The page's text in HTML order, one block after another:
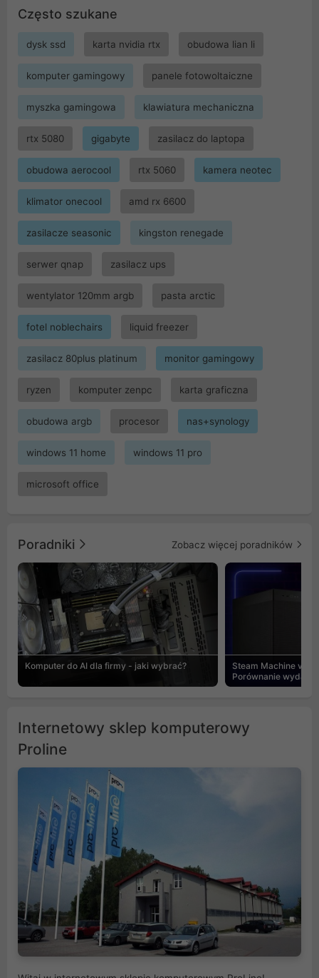
Często szukane
dysk ssd karta nvidia rtx obudowa lian li
komputer gamingowy panele fotowoltaiczne
myszka gamingowa klawiatura mechaniczna
rtx 5080 gigabyte zasilacz do laptopa
obudowa aerocool rtx 5060 kamera neotec
klimator onecool amd rx 6600
zasilacze seasonic kingston renegade
serwer qnap zasilacz ups
wentylator 120mm argb pasta arctic
fotel noblechairs liquid freezer
zasilacz 80plus platinum monitor gamingowy
ryzen komputer zenpc karta graficzna
obudowa argb procesor nas+synology
windows 11 home windows 11 pro
microsoft office
Poradniki Zobacz więcej poradników
Komputer do AI dla firmy - jaki wybrać?
Steam Machine vs
Porównanie
Internetowy sklep komputerowy
Proline